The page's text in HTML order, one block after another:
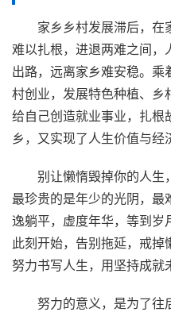
家乡乡村发展滞后，在
难以扎根，进退两难之间，
出路，远离家乡难安稳。乘
村创业，发展特色种植、乡
给自己创造就业事业，扎根
乡，又实现了人生价值与经
别让懒惰毁掉你的人生
最珍贵的是年少的光阴，最
逸躺平，虚度年华，等到岁
此刻开始，告别拖延，戒掉
努力书写人生，用坚持成就
努力的意义，是为了往